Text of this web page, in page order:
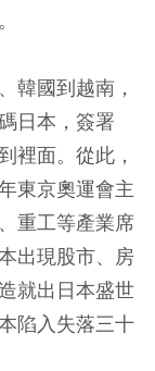
韓國到越南，
日本，簽署
裡面。從此，
東京奧運會主
重工等產業席
出現股市、房
就出日本盛世
陷入失落三十